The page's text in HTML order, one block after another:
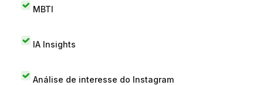
MBTI
IA Insights
Análise de interesse do Instagram